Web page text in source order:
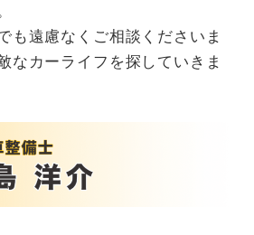
も遠慮なくご相談くださいま
なカーライフを探していきま